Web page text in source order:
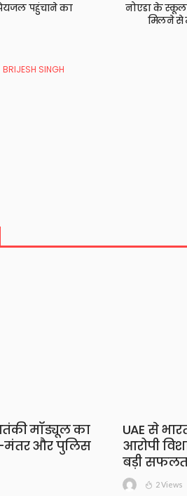
पहुंचाने का
नोएडा के स्कूल
मिलने से
BRIJESH SINGH
मॉड्यूल का
मंतर और पुलिस
UAE से
आरोपी
बड़ी
2 Views